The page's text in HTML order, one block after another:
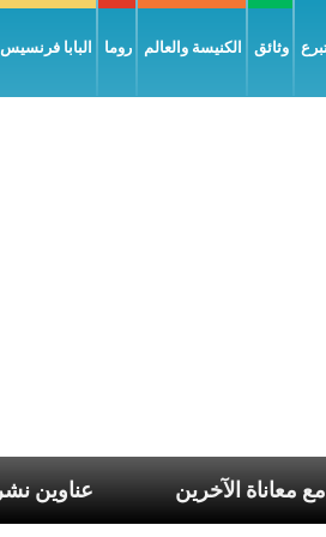
البابا فرنسيس روما الكنيسة والعالم وثائق
يبدأ بالتعاطف مع معاناة الآخرين